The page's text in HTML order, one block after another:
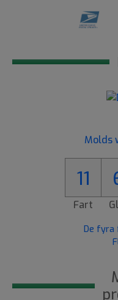
Molds
11
Fart
De fyra